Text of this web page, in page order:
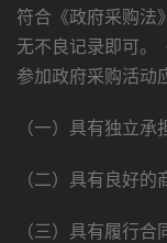
符合《政府采购法
无不良记录即可。
参加政府采购活动
（一）具有独立承
（二）具有良好的
（三）具有履行合